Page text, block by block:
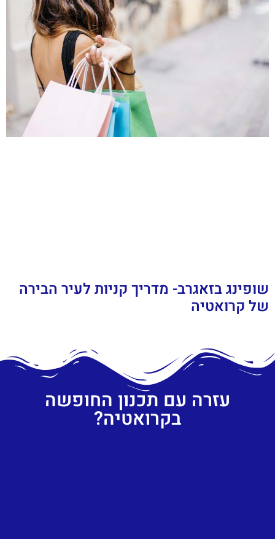
שופינג בזאגרב- מדריך קניות לעיר הבירה
של קרואטיה
עזרה עם תכנון החופשה
בקרואטיה?